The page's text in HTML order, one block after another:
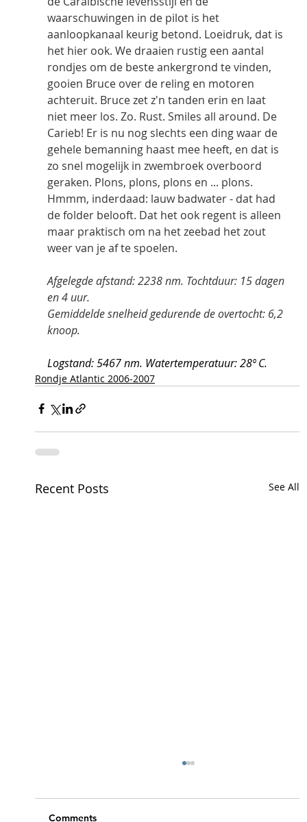
waarschuwingen in de pilot is het
aanloopkanaal keurig betond. Loeidruk, dat is
het hier ook. We draaien rustig een aantal
rondjes om de beste ankergrond te vinden,
gooien Bruce over de reling en motoren
achteruit. Bruce zet z'n tanden erin en laat
niet meer los. Zo. Rust. Smiles all around. De
Carieb! Er is nu nog slechts een ding waar de
gehele bemanning haast mee heeft, en dat is
zo snel mogelijk in zwembroek overboord
geraken. Plons, plons, plons en ... plons.
Hmmm, inderdaad: lauw badwater - dat had
de folder belooft. Dat het ook regent is alleen
maar praktisch om na het zeebad het zout
weer van je af te spoelen.
Afgelegde afstand: 2238 nm. Tochtduur: 15 dagen
en 4 uur.
Gemiddelde snelheid gedurende de overtocht: 6,2
knoop.
Logstand: 5467 nm. Watertemperatuur: 28º C.
Rondje Atlantic 2006-2007
Recent Posts See All
La Coruña, Spanje, 10 augustus 2007 Nog
even de zon niet loslaten, dat was de
Comments